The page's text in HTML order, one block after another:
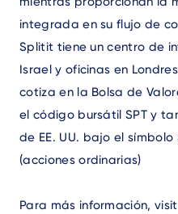
integrada en su flujo de
Splitit tiene un centro de
Israel y oficinas en
cotiza en la Bolsa de
el código bursátil SPT y
de EE. UU. bajo el símbolo
(acciones ordinarias)
Para más información,